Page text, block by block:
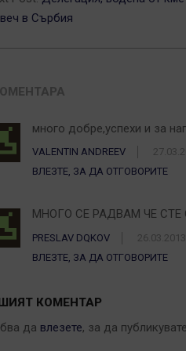
в Сърбия
много добре,успехи и за
VALENTIN ANDREEV
ВЛЕЗТЕ, ЗА ДА ОТГОВОРИТЕ
МНОГО СЕ РАДВАМ ЧЕ СТЕ
PRESLAV DQKOV 26.03.2013
ВЛЕЗТЕ, ЗА ДА ОТГОВОРИТЕ
КОМЕНТАР
да влезете, за да